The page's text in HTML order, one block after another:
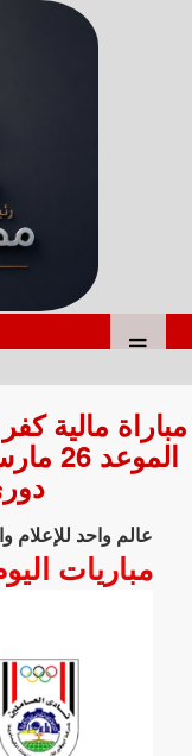
مباراة مالية
عالم واحد للإعلام
مباريات